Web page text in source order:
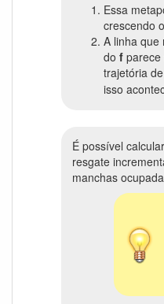
Essa
crescendo
A linha que
do fparece
trajetória de
isso
É possível
resgate
manchas